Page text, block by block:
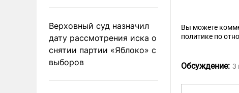
Верховный суд назначил
дату рассмотрения иска о
снятии партии «Яблоко» с
выборов
Вы можете
политике по
Обсуждение: 3